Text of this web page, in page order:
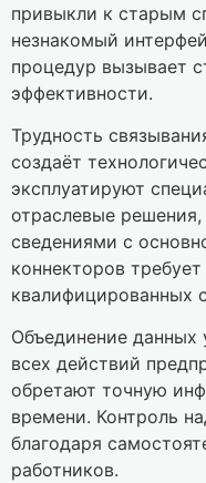
привыкли к старым
незнакомый
процедур вызывает
эффективности.
Трудность
создаёт
эксплуатируют
отраслевые
сведениями с
коннекторов
квалифицированных
Объединение данных
всех действий
обретают точную
времени. Контроль
благодаря
работников.